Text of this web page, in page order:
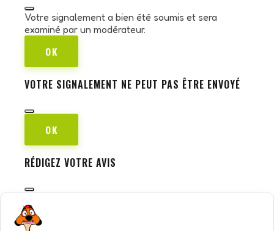
Votre signalement a bien été soumis et sera
examiné par un modérateur.
OK
VOTRE SIGNALEMENT NE PEUT PAS ÊTRE ENVOYÉ
OK
RÉDIGEZ VOTRE AVIS